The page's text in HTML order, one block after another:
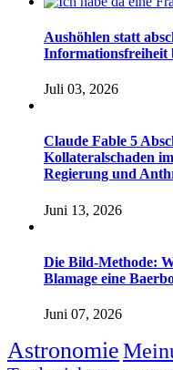
Aushöhlen statt
Informationsfreiheit
Juli 03, 2026
Claude Fable 5
Kollateralschaden
Regierung und
Juni 13, 2026
Die Bild-Methode:
Blamage eine
Juni 07, 2026
Astronomie